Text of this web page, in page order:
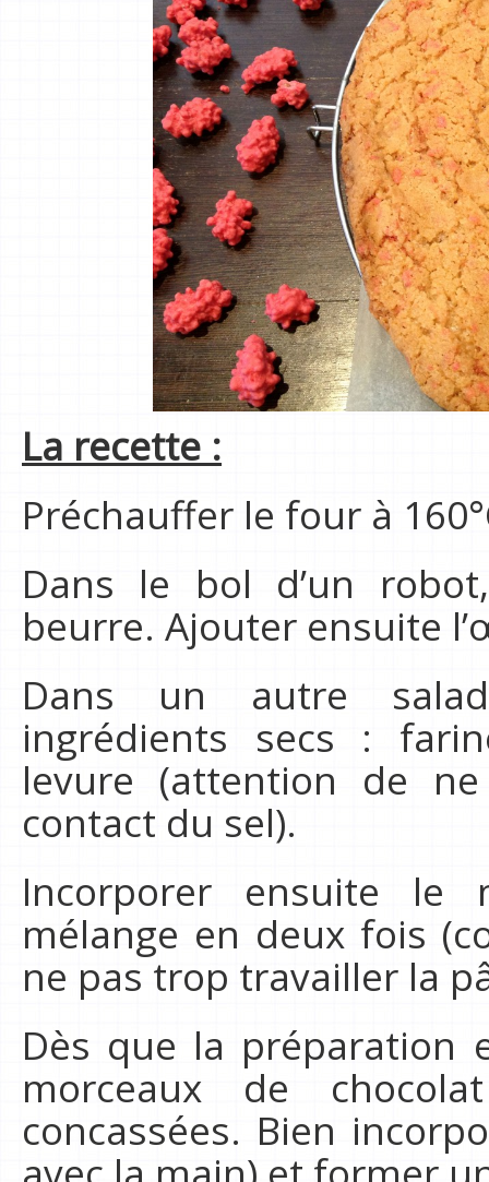
La recette :
Préchauffer le four à
Dans le bol d’un
beurre. Ajouter ensuite
Dans un autre
ingrédients secs :
levure (attention de
contact du sel).
Incorporer ensuite le
mélange en deux fois
ne pas trop travailler la
Dès que la préparation
morceaux de
concassées. Bien